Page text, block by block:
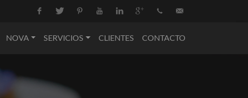
NOVA SERVICIOS CLIENTES CONTACTO